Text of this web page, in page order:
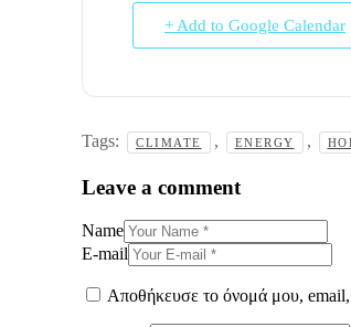
+ Add to Google Calendar
Tags: CLIMATE , ENERGY ,
Leave a comment
Name
E-mail
Αποθήκευσε το όνομά μου, email,